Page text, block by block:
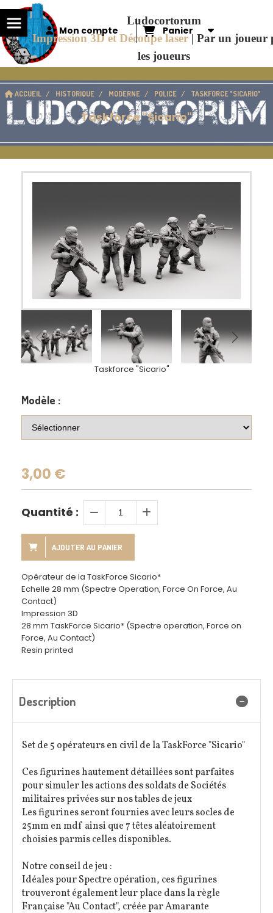
Ludocortorum
Impression 3D et Découpe laser |Par un joueur
les joueurs
Mon compte Panier
ACCUEIL HISTORIQUE MODERNE POLICE TASKFORCE "SICARIO"
Taskforce "Sicario"
Taskforce "Sicario"
Modèle :
3,00 €
Quantité :
AJOUTER AU PANIER
Opérateur de la TaskForce Sicario*
Echelle 28 mm (Spectre Operation, Force On Force, Au
Contact)
Impression 3D
28 mm TaskForce Sicario* (Spectre operation, Force on
Force, Au Contact)
Resin printed
Description
Set de 5 opérateurs en civil de la TaskForce "Sicario"
Ces figurines hautement détaillées sont parfaites
pour simuler les actions des soldats de Sociétés
militaires privées sur nos tables de jeux
Les figurines seront fournies avec leurs socles de
25mm en mdf ainsi que 7 têtes aléatoirement
choisies parmis celles disponibles.
Notre conseil de jeu :
Idéales pour Spectre opération, ces figurines
trouveront également leur place dans la règle
Française "Au Contact", créée par Amarante
Panneau de gestion des cookies